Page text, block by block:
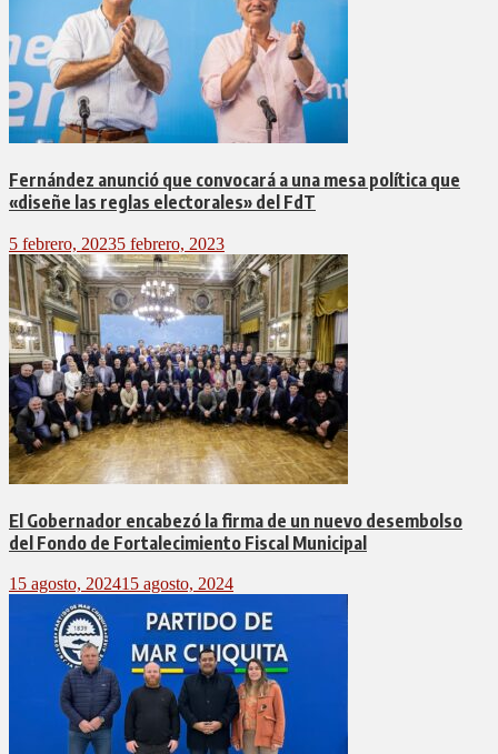
Fernández anunció que convocará a una mesa política que
«diseñe las reglas electorales» del FdT
5 febrero, 20235 febrero, 2023
El Gobernador encabezó la firma de un nuevo desembolso
del Fondo de Fortalecimiento Fiscal Municipal
15 agosto, 202415 agosto, 2024